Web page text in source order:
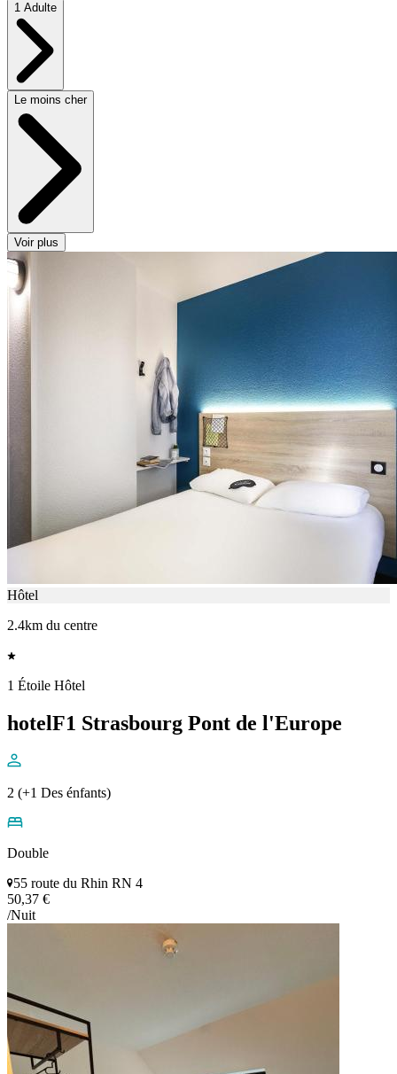
1 Adulte
Le moins cher
Voir plus
Hôtel
2.4km du centre
1 Étoile Hôtel
hotelF1 Strasbourg Pont de l'Europe
2 (+1 Des énfants)
Double
55 route du Rhin RN 4
50,37 €
/Nuit